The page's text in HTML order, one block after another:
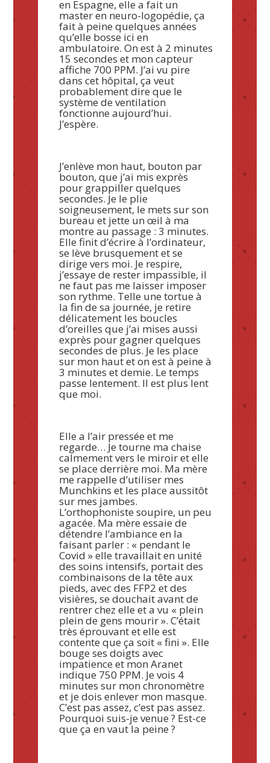
en Espagne, elle a fait un
master en neuro-logopédie, ça
fait à peine quelques années
qu’elle bosse ici en
ambulatoire. On est à 2 minutes
15 secondes et mon capteur
affiche 700 PPM. J’ai vu pire
dans cet hôpital, ça veut
probablement dire que le
système de ventilation
fonctionne aujourd’hui.
J’espère.
J’enlève mon haut, bouton par
bouton, que j’ai mis exprès
pour grappiller quelques
secondes. Je le plie
soigneusement, le mets sur son
bureau et jette un œil à ma
montre au passage : 3 minutes.
Elle finit d’écrire à l’ordinateur,
se lève brusquement et se
dirige vers moi. Je respire,
j’essaye de rester impassible, il
ne faut pas me laisser imposer
son rythme. Telle une tortue à
la fin de sa journée, je retire
délicatement les boucles
d’oreilles que j’ai mises aussi
exprès pour gagner quelques
secondes de plus. Je les place
sur mon haut et on est à peine à
3 minutes et demie. Le temps
passe lentement. Il est plus lent
que moi.
Elle a l’air pressée et me
regarde… Je tourne ma chaise
calmement vers le miroir et elle
se place derrière moi. Ma mère
me rappelle d’utiliser mes
Munchkins et les place aussitôt
sur mes jambes.
L’orthophoniste soupire, un peu
agacée. Ma mère essaie de
détendre l’ambiance en la
faisant parler : « pendant le
Covid » elle travaillait en unité
des soins intensifs, portait des
combinaisons de la tête aux
pieds, avec des FFP2 et des
visières, se douchait avant de
rentrer chez elle et a vu « plein
plein de gens mourir ». C’était
très éprouvant et elle est
contente que ça soit « fini ». Elle
bouge ses doigts avec
impatience et mon Aranet
indique 750 PPM. Je vois 4
minutes sur mon chronomètre
et je dois enlever mon masque.
C’est pas assez, c’est pas assez.
Pourquoi suis-je venue ? Est-ce
que ça en vaut la peine ?